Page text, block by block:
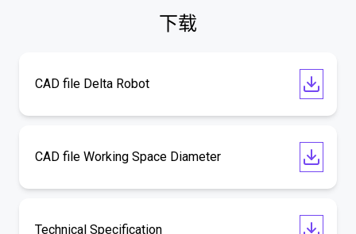
下载
CAD file Delta Robot
CAD file Working Space Diameter
Technical Specification